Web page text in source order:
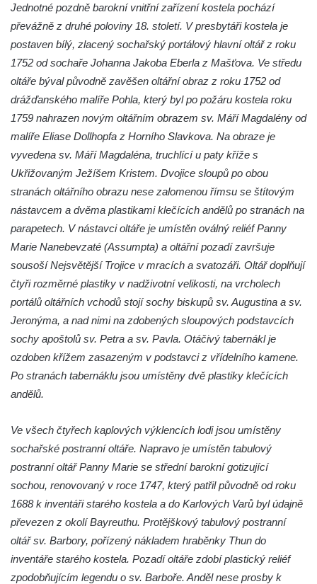
Hrobová kaple rodiny Pejškovy na hřbitově
v Kralupech nad Vltavou
hřbitovní kaple) v Kralupech nad Vltavou
Kostel Nejsvětější Trojice v Petrovicích
Kaple v Petrovicích
Kaple v Českolipské ulici v Mělníku-
Mlazicích
Kaple svatého Jana Nepomuckého ve
Kostel svaté Máří Magdaleny v Mařenicích
Skalní kaple svatého Antonína v Antonínově
údolí u Mařenic
Skalní kaple nad Hamerským potokem v
Antonínově údolí u Mařenic
Kostel svatých Petra a Pavla v Horním
Prysku
Kostel svatého Jakuba Staršího v České
Kamenici
Kaple Panny Marie v ulici Na Skalce ve
Cvikově
Kaple na návsi v Brozánkách
Kaple Nejsvětější Trojice v centru Hořína
Jednotné pozdně barokní vnitřní zařízení kostela pochází
převážně z druhé poloviny 18. století. V presbytáři kostela je
postaven bílý, zlacený sochařský portálový hlavní oltář z roku
1752 od sochaře Johanna Jakoba Eberla z Mašťova. Ve středu
oltáře býval původně zavěšen oltářní obraz z roku 1752 od
drážďanského malíře Pohla, který byl po požáru kostela roku
1759 nahrazen novým oltářním obrazem sv. Máří Magdalény od
malíře Eliase Dollhopfa z Horního Slavkova. Na obraze je
vyvedena sv. Máří Magdaléna, truchlící u paty kříže s
Ukřižovaným Ježíšem Kristem. Dvojice sloupů po obou
stranách oltářního obrazu nese zalomenou římsu se štítovým
nástavcem a dvěma plastikami klečících andělů po stranách na
parapetech. V nástavci oltáře je umístěn oválný reliéf Panny
Marie Nanebevzaté (Assumpta) a oltářní pozadí završuje
sousoší Nejsvětější Trojice v mracích a svatozáři. Oltář doplňují
čtyři rozměrné plastiky v nadživotní velikosti, na vrcholech
portálů oltářních vchodů stojí sochy biskupů sv. Augustina a sv.
Jeronýma, a nad nimi na zdobených sloupových podstavcích
sochy apoštolů sv. Petra a sv. Pavla. Otáčivý tabernákl je
ozdoben křížem zasazeným v podstavci z vřídelního kamene.
Po stranách tabernáklu jsou umístěny dvě plastiky klečících
andělů.
Ve všech čtyřech kaplových výklencích lodi jsou umístěny
sochařské postranní oltáře. Napravo je umístěn tabulový
postranní oltář Panny Marie se střední barokní gotizující
sochou, renovovaný v roce 1747, který patřil původně od roku
1688 k inventáři starého kostela a do Karlových Varů byl údajně
převezen z okolí Bayreuthu. Protějškový tabulový postranní
oltář sv. Barbory, pořízený nákladem hraběnky Thun do
inventáře starého kostela. Pozadí oltáře zdobí plastický reliéf
zpodobňujícím legendu o sv. Barboře. Anděl nese prosby k